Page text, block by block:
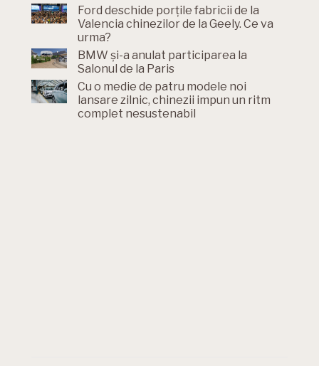
Ford deschide porțile fabricii de la
Valencia chinezilor de la Geely. Ce va
urma?
BMW și-a anulat participarea la
Salonul de la Paris
Cu o medie de patru modele noi
lansare zilnic, chinezii impun un ritm
complet nesustenabil